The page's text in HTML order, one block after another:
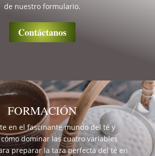
de nuestro formulario.
Contáctanos
FORMACIÓN
en el fascinante mundo del té y
dominar las cuatro variables
preparar la taza perfecta del té en